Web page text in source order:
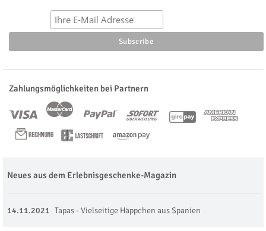
Zahlungsmöglichkeiten bei Partnern
Neues aus dem Erlebnisgeschenke-Magazin
14.11.2021 Tapas - Vielseitige Häppchen aus Spanien